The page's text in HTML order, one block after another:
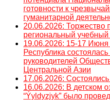
готовности к
гуманитарной
20.06.2026: Торжество
региональный
19.06.2026: 15-17
Республика
руководителей
Центральной Азии
17.06.2026:
16.06.2026: В детском
“Ýyldyzjyk” было